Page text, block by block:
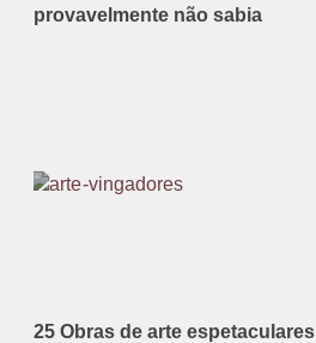
provavelmente não sabia
25 Obras de arte